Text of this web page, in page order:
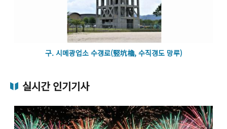
구. 시메광업소 수갱로(竪坑櫓, 수직갱도 망루)
실시간 인기기사